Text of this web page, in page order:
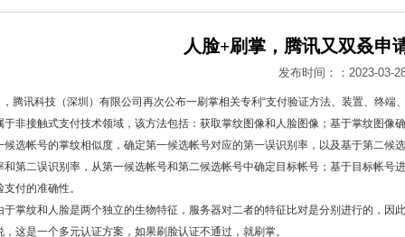
人脸+刷掌，腾讯又双叒申
发布时间：：2023-03-
腾讯科技（深圳）有限公司再次公布一刷掌相关专利“支付验证方法、装置、终端
于非接触式支付技术领域，该方法包括：获取掌纹图像和人脸图像；基于掌纹图
候选帐号的掌纹相似度，确定第一候选帐号对应的第一误识别率，以及基于第二
和第二误识别率，从第一候选帐号和第二候选帐号中确定目标帐号；基于目标帐
付的准确性。
于掌纹和人脸是两个独立的生物特征，服务器对二者的特征比对是分别进行的，因
，这是一个多元认证方案，如果刷脸认证不通过，就刷掌。